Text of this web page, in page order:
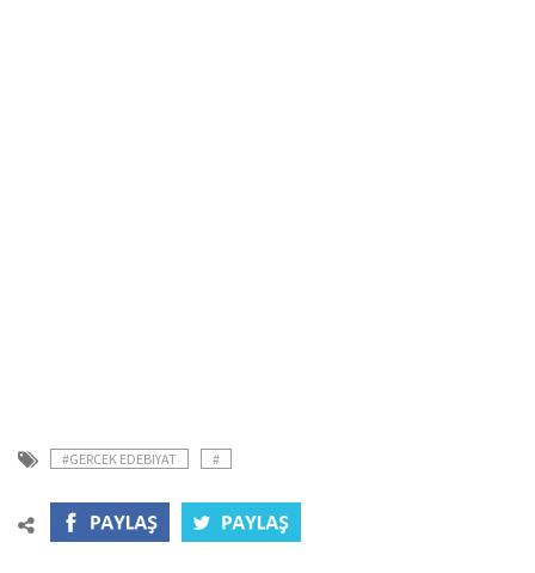
#GERCEK EDEBIYAT #